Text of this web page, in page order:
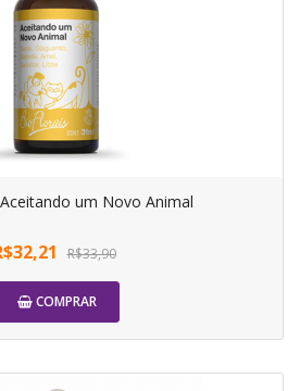
um Novo Animal
R$33,90
COMPRAR